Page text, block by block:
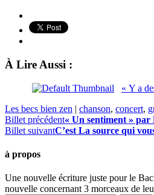
À Lire Aussi :
« Y a
Les becs bien zen | chanson, concert,
Billet précédent« Un sentiment » par
Billet suivantC’est La source qui
à propos
Une nouvelle écriture juste pour le
nouvelle concernant 3 morceaux de